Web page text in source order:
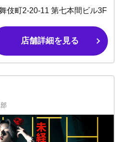
伎町2-20-11 第七本間ビル3F
店舗詳細を見る